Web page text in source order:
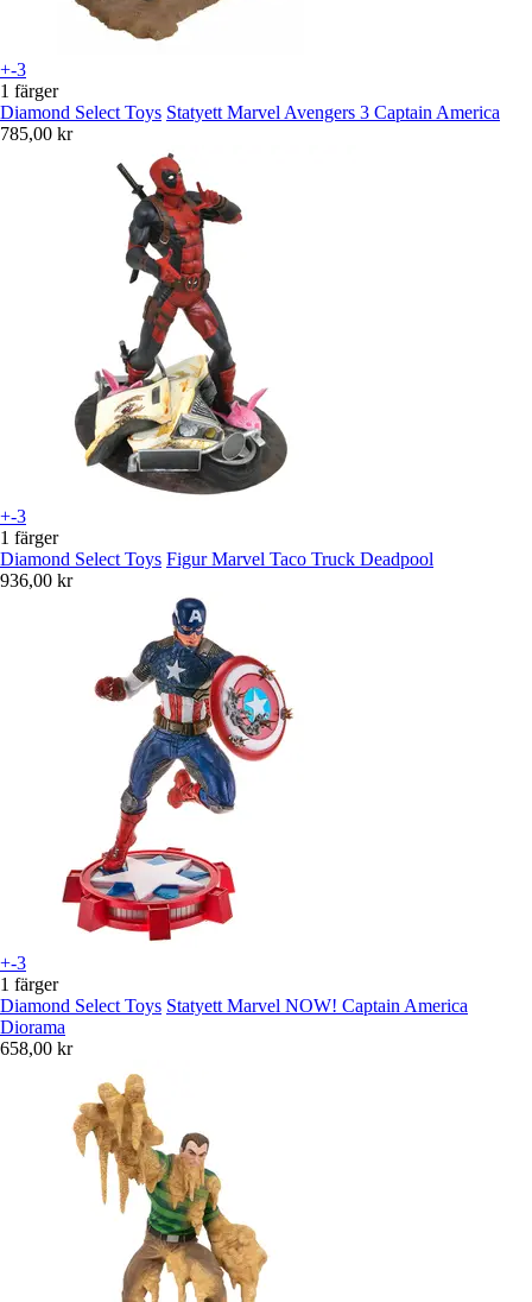
+-3
1 färger
Diamond Select Toys Statyett Marvel Avengers 3 Captain America
785,00 kr
+-3
1 färger
Diamond Select Toys Figur Marvel Taco Truck Deadpool
936,00 kr
+-3
1 färger
Diamond Select Toys Statyett Marvel NOW! Captain America
Diorama
658,00 kr